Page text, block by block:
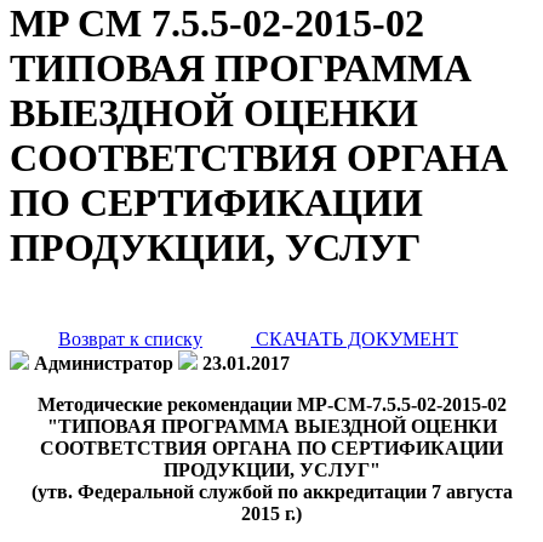
MP CM 7.5.5-02-2015-02
ТИПОВАЯ ПРОГРАММА
ВЫЕЗДНОЙ ОЦЕНКИ
СООТВЕТСТВИЯ ОРГАНА
ПО СЕРТИФИКАЦИИ
ПРОДУКЦИИ, УСЛУГ
Возврат к списку
СКАЧАТЬ ДОКУМЕНТ
Администратор
23.01.2017
Методические рекомендации MP-CM-7.5.5-02-2015-02
"ТИПОВАЯ ПРОГРАММА ВЫЕЗДНОЙ ОЦЕНКИ
СООТВЕТСТВИЯ ОРГАНА ПО СЕРТИФИКАЦИИ
ПРОДУКЦИИ, УСЛУГ"
(утв. Федеральной службой по аккредитации 7 августа
2015 г.)